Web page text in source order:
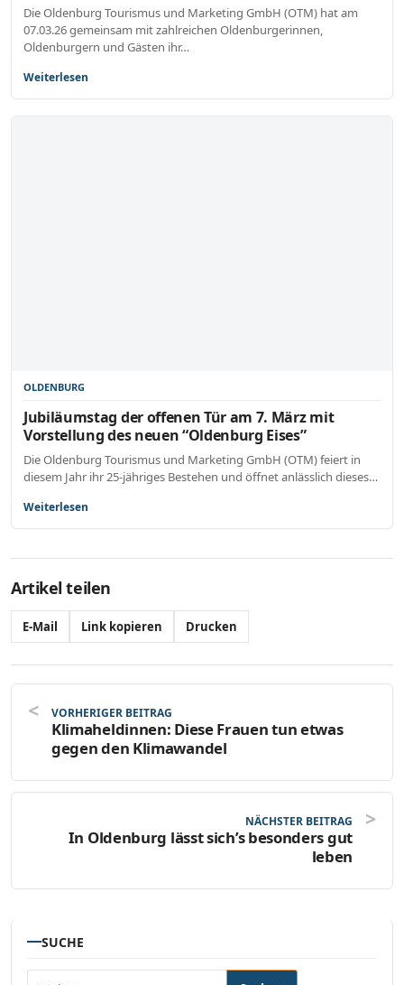
Die Oldenburg Tourismus und Marketing GmbH (OTM) hat am
07.03.26 gemeinsam mit zahlreichen Oldenburgerinnen,
Oldenburgern und Gästen ihr…
Weiterlesen
OLDENBURG
Jubiläumstag der offenen Tür am 7. März mit
Vorstellung des neuen “Oldenburg Eises”
Die Oldenburg Tourismus und Marketing GmbH (OTM) feiert in
diesem Jahr ihr 25-jähriges Bestehen und öffnet anlässlich dieses…
Weiterlesen
Artikel teilen
E-Mail Link kopieren Drucken
VORHERIGER BEITRAG
Klimaheldinnen: Diese Frauen tun etwas
gegen den Klimawandel
NÄCHSTER BEITRAG
In Oldenburg lässt sich’s besonders gut
leben
SUCHE